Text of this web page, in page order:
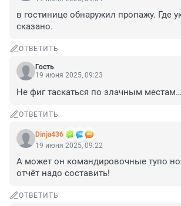
в гостинице обнаружил пропажу. Где
сказано.
ОТВЕТИТЬ
Гость
19 июня 2025, 09:23
Не фиг таскаться по злачным
ОТВЕТИТЬ
Dinja436
19 июня 2025, 09:22
А может он командировочные тупо
отчёт надо составить!
ОТВЕТИТЬ